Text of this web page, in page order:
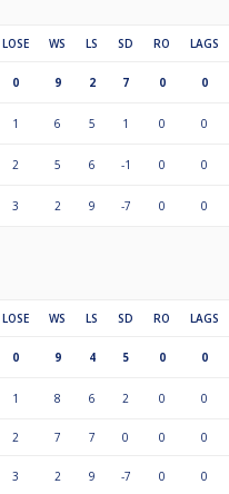
LOSE WS LS SD RO LAGS
0 9 2 7 0 0
1 6 5 1 0 0
2 5 6 -1 0 0
3 2 9 -7 0 0
LOSE WS LS SD RO LAGS
0 9 4 5 0 0
1 8 6 2 0 0
2 7 7 0 0 0
3 2 9 -7 0 0